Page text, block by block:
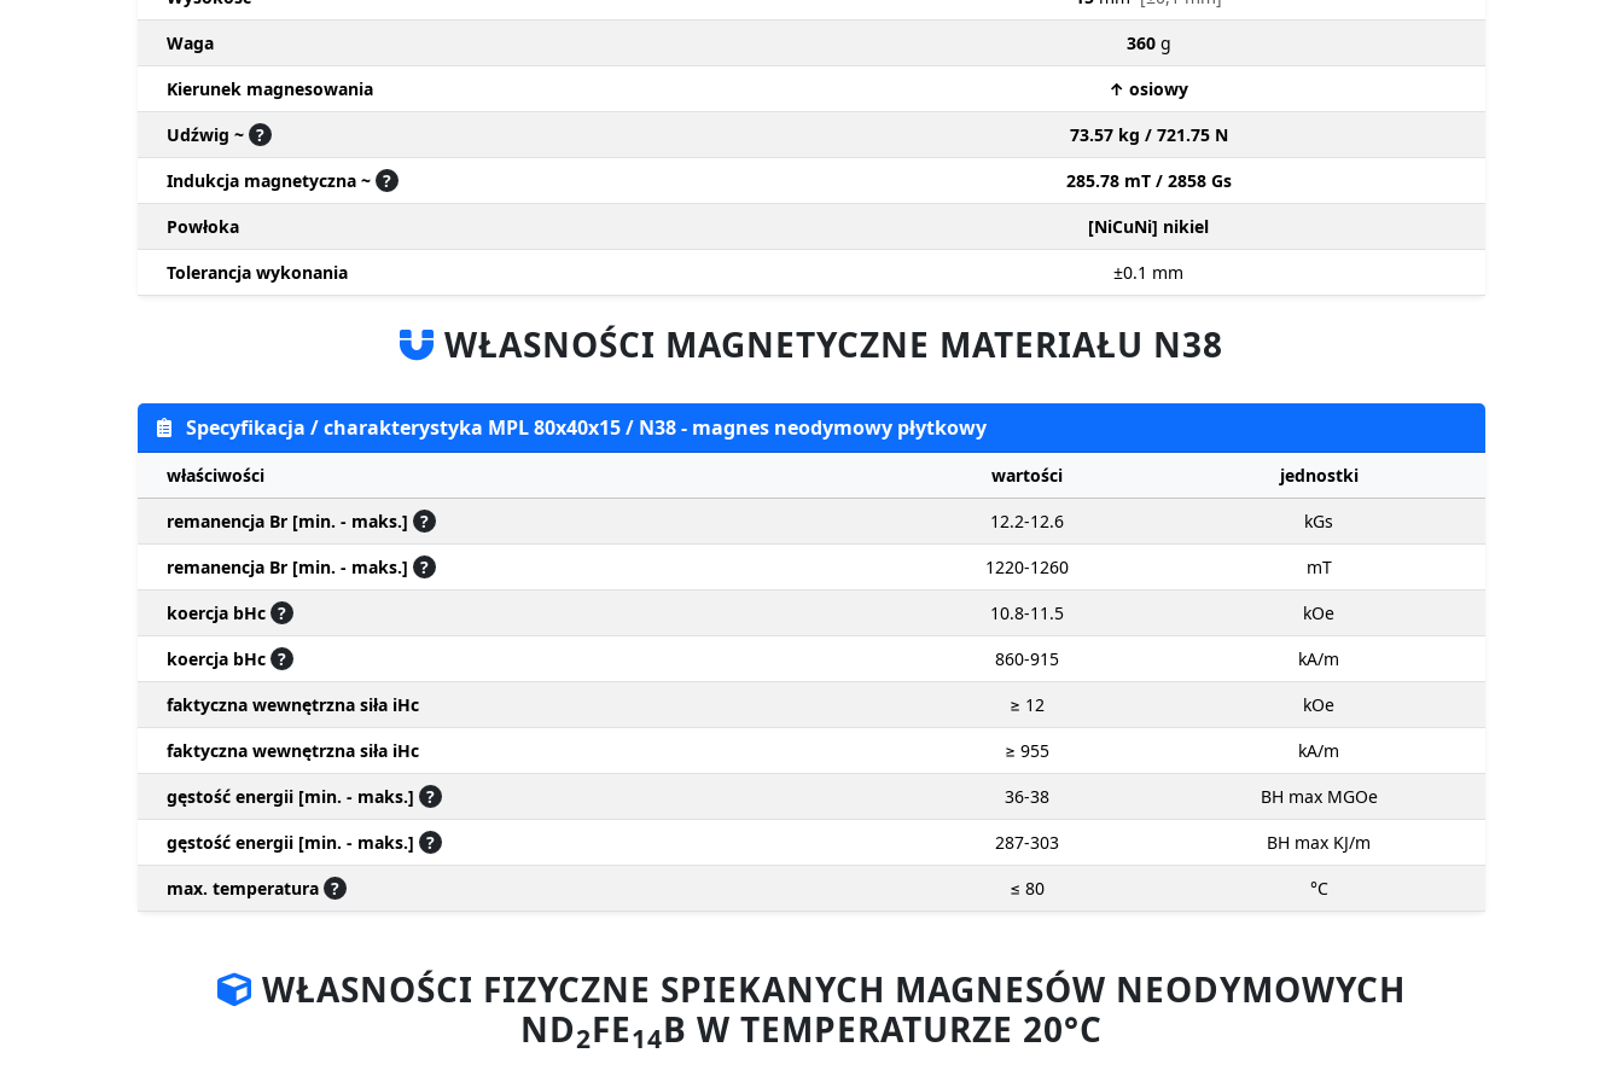
Waga
360 g
Kierunek magnesowania
↑ osiowy
Udźwig ~ ?
73.57 kg / 721.75 N
Indukcja magnetyczna ~ ?
285.78 mT / 2858 Gs
Powłoka
[NiCuNi] nikiel
Tolerancja wykonania
±0.1 mm
WŁASNOŚCI MAGNETYCZNE MATERIAŁU N38
Specyfikacja / charakterystyka MPL 80x40x15 / N38 - magnes neodymowy płytkowy
właściwości wartości
jednostki
remanencja Br [min. - maks.] ? 12.2-12.6
kGs
remanencja Br [min. - maks.] ? 1220-1260
mT
koercja bHc ? 10.8-11.5
kOe
koercja bHc ? 860-915
kA/m
faktyczna wewnętrzna siła iHc
≥ 12
kOe
faktyczna wewnętrzna siła iHc
≥ 955
kA/m
gęstość energii [min. - maks.] ? 36-38
BH max MGOe
gęstość energii [min. - maks.] ? 287-303
BH max KJ/m
max. temperatura ? ≤ 80 °C
WŁASNOŚCI FIZYCZNE SPIEKANYCH MAGNESÓW NEODYMOWYCH
ND2FE14B W TEMPERATURZE 20°C